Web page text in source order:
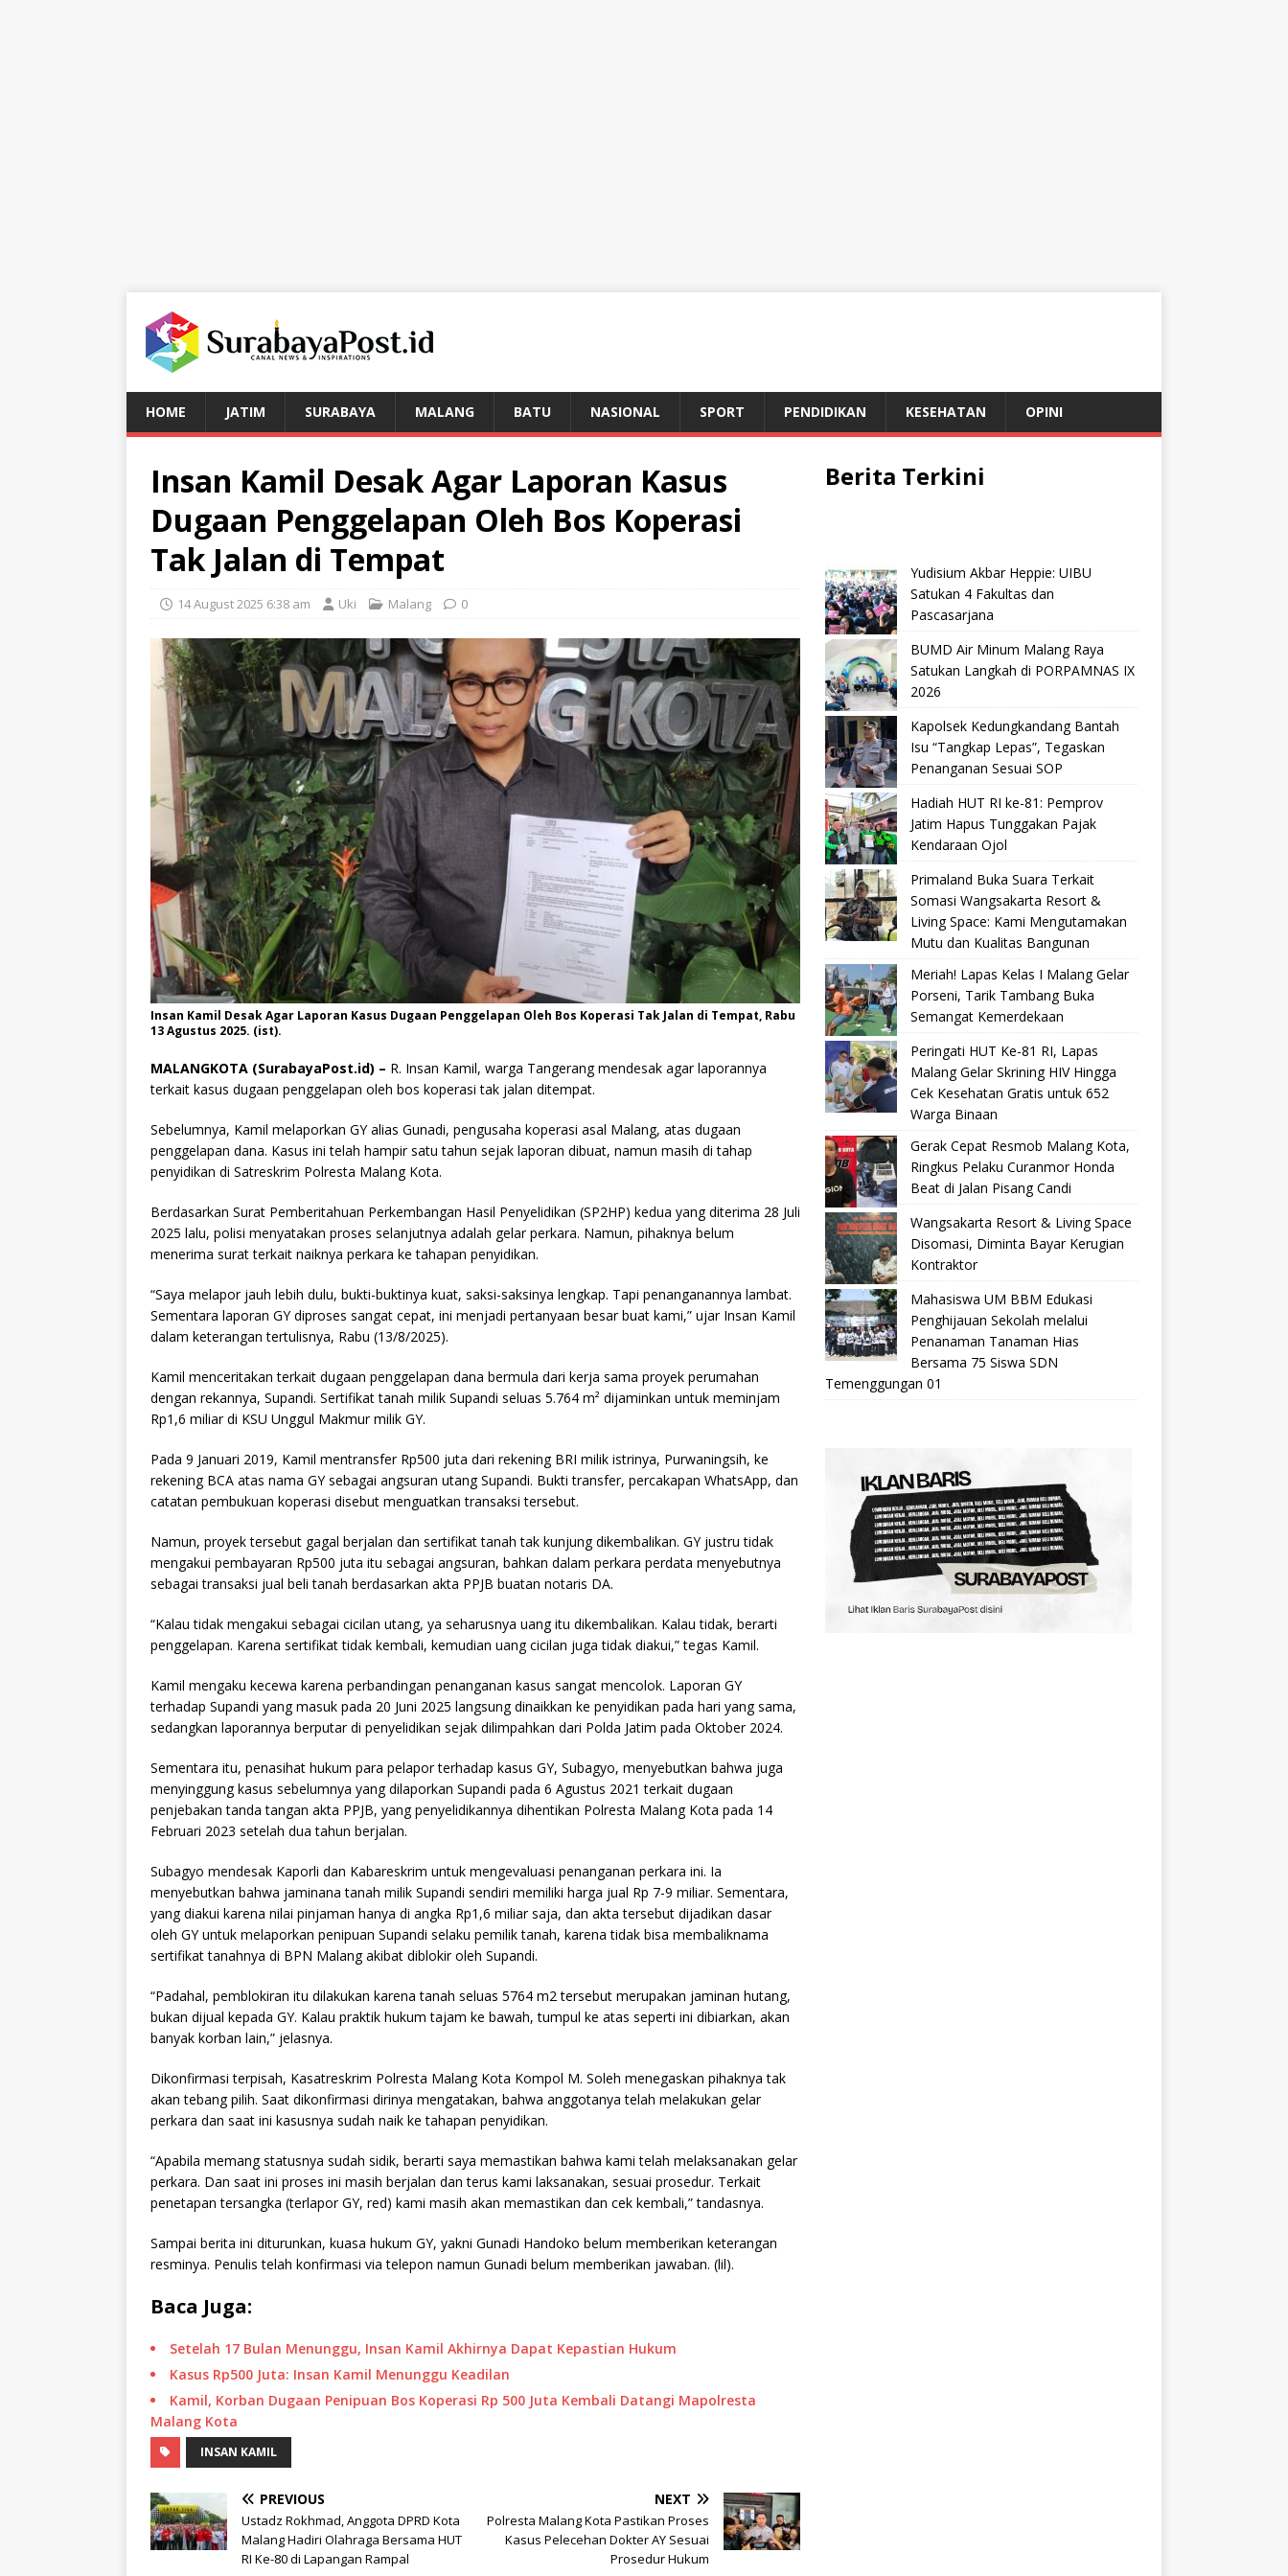
HOME JATIM SURABAYA MALANG BATU NASIONAL SPORT PENDIDIKAN KESEHATAN OPINI
Insan Kamil Desak Agar Laporan Kasus
Dugaan Penggelapan Oleh Bos Koperasi
Tak Jalan di Tempat
14 August 2025 6:38 am Uki Malang 0
Insan Kamil Desak Agar Laporan Kasus Dugaan Penggelapan Oleh Bos Koperasi Tak Jalan di Tempat, Rabu
13 Agustus 2025. (ist).
MALANGKOTA (SurabayaPost.id) – R. Insan Kamil, warga Tangerang mendesak agar laporannya
terkait kasus dugaan penggelapan oleh bos koperasi tak jalan ditempat.
Sebelumnya, Kamil melaporkan GY alias Gunadi, pengusaha koperasi asal Malang, atas dugaan
penggelapan dana. Kasus ini telah hampir satu tahun sejak laporan dibuat, namun masih di tahap
penyidikan di Satreskrim Polresta Malang Kota.
Berdasarkan Surat Pemberitahuan Perkembangan Hasil Penyelidikan (SP2HP) kedua yang diterima 28 Juli
2025 lalu, polisi menyatakan proses selanjutnya adalah gelar perkara. Namun, pihaknya belum
menerima surat terkait naiknya perkara ke tahapan penyidikan.
“Saya melapor jauh lebih dulu, bukti-buktinya kuat, saksi-saksinya lengkap. Tapi penanganannya lambat.
Sementara laporan GY diproses sangat cepat, ini menjadi pertanyaan besar buat kami,” ujar Insan Kamil
dalam keterangan tertulisnya, Rabu (13/8/2025).
Kamil menceritakan terkait dugaan penggelapan dana bermula dari kerja sama proyek perumahan
dengan rekannya, Supandi. Sertifikat tanah milik Supandi seluas 5.764 m² dijaminkan untuk meminjam
Rp1,6 miliar di KSU Unggul Makmur milik GY.
Pada 9 Januari 2019, Kamil mentransfer Rp500 juta dari rekening BRI milik istrinya, Purwaningsih, ke
rekening BCA atas nama GY sebagai angsuran utang Supandi. Bukti transfer, percakapan WhatsApp, dan
catatan pembukuan koperasi disebut menguatkan transaksi tersebut.
Namun, proyek tersebut gagal berjalan dan sertifikat tanah tak kunjung dikembalikan. GY justru tidak
mengakui pembayaran Rp500 juta itu sebagai angsuran, bahkan dalam perkara perdata menyebutnya
sebagai transaksi jual beli tanah berdasarkan akta PPJB buatan notaris DA.
“Kalau tidak mengakui sebagai cicilan utang, ya seharusnya uang itu dikembalikan. Kalau tidak, berarti
penggelapan. Karena sertifikat tidak kembali, kemudian uang cicilan juga tidak diakui,” tegas Kamil.
Kamil mengaku kecewa karena perbandingan penanganan kasus sangat mencolok. Laporan GY
terhadap Supandi yang masuk pada 20 Juni 2025 langsung dinaikkan ke penyidikan pada hari yang sama,
sedangkan laporannya berputar di penyelidikan sejak dilimpahkan dari Polda Jatim pada Oktober 2024.
Sementara itu, penasihat hukum para pelapor terhadap kasus GY, Subagyo, menyebutkan bahwa juga
menyinggung kasus sebelumnya yang dilaporkan Supandi pada 6 Agustus 2021 terkait dugaan
penjebakan tanda tangan akta PPJB, yang penyelidikannya dihentikan Polresta Malang Kota pada 14
Februari 2023 setelah dua tahun berjalan.
Subagyo mendesak Kaporli dan Kabareskrim untuk mengevaluasi penanganan perkara ini. Ia
menyebutkan bahwa jaminana tanah milik Supandi sendiri memiliki harga jual Rp 7-9 miliar. Sementara,
yang diakui karena nilai pinjaman hanya di angka Rp1,6 miliar saja, dan akta tersebut dijadikan dasar
oleh GY untuk melaporkan penipuan Supandi selaku pemilik tanah, karena tidak bisa membaliknama
sertifikat tanahnya di BPN Malang akibat diblokir oleh Supandi.
“Padahal, pemblokiran itu dilakukan karena tanah seluas 5764 m2 tersebut merupakan jaminan hutang,
bukan dijual kepada GY. Kalau praktik hukum tajam ke bawah, tumpul ke atas seperti ini dibiarkan, akan
banyak korban lain,” jelasnya.
Dikonfirmasi terpisah, Kasatreskrim Polresta Malang Kota Kompol M. Soleh menegaskan pihaknya tak
akan tebang pilih. Saat dikonfirmasi dirinya mengatakan, bahwa anggotanya telah melakukan gelar
perkara dan saat ini kasusnya sudah naik ke tahapan penyidikan.
“Apabila memang statusnya sudah sidik, berarti saya memastikan bahwa kami telah melaksanakan gelar
perkara. Dan saat ini proses ini masih berjalan dan terus kami laksanakan, sesuai prosedur. Terkait
penetapan tersangka (terlapor GY, red) kami masih akan memastikan dan cek kembali,” tandasnya.
Sampai berita ini diturunkan, kuasa hukum GY, yakni Gunadi Handoko belum memberikan keterangan
resminya. Penulis telah konfirmasi via telepon namun Gunadi belum memberikan jawaban. (lil).
Baca Juga:
Setelah 17 Bulan Menunggu, Insan Kamil Akhirnya Dapat Kepastian Hukum
Kasus Rp500 Juta: Insan Kamil Menunggu Keadilan
Kamil, Korban Dugaan Penipuan Bos Koperasi Rp 500 Juta Kembali Datangi Mapolresta
Malang Kota
INSAN KAMIL
PREVIOUS
Ustadz Rokhmad, Anggota DPRD Kota
Malang Hadiri Olahraga Bersama HUT
RI Ke-80 di Lapangan Rampal
NEXT
Polresta Malang Kota Pastikan Proses
Kasus Pelecehan Dokter AY Sesuai
Prosedur Hukum
Berita Terkini
Yudisium Akbar Heppie: UIBU
Satukan 4 Fakultas dan
Pascasarjana
BUMD Air Minum Malang Raya
Satukan Langkah di PORPAMNAS IX
2026
Kapolsek Kedungkandang Bantah
Isu “Tangkap Lepas”, Tegaskan
Penanganan Sesuai SOP
Hadiah HUT RI ke-81: Pemprov
Jatim Hapus Tunggakan Pajak
Kendaraan Ojol
Primaland Buka Suara Terkait
Somasi Wangsakarta Resort &
Living Space: Kami Mengutamakan
Mutu dan Kualitas Bangunan
Meriah! Lapas Kelas I Malang Gelar
Porseni, Tarik Tambang Buka
Semangat Kemerdekaan
Peringati HUT Ke-81 RI, Lapas
Malang Gelar Skrining HIV Hingga
Cek Kesehatan Gratis untuk 652
Warga Binaan
Gerak Cepat Resmob Malang Kota,
Ringkus Pelaku Curanmor Honda
Beat di Jalan Pisang Candi
Wangsakarta Resort & Living Space
Disomasi, Diminta Bayar Kerugian
Kontraktor
Mahasiswa UM BBM Edukasi
Penghijauan Sekolah melalui
Penanaman Tanaman Hias
Bersama 75 Siswa SDN
Temenggungan 01